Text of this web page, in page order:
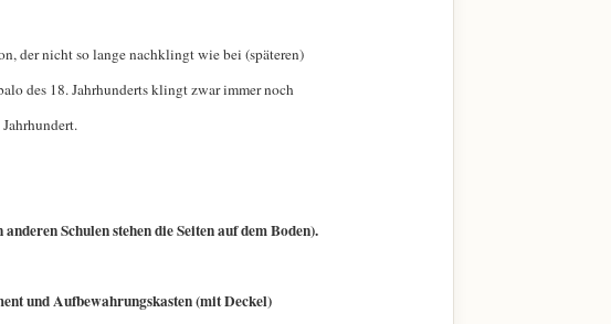
der nicht so lange nachklingt wie bei (späteren)
des 18. Jahrhunderts klingt zwar immer noch
Schulen stehen die Seiten auf dem Boden).
und Aufbewahrungskasten (mit Deckel)